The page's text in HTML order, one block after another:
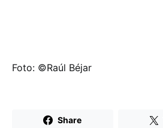
Foto: ©Raúl Béjar
Share